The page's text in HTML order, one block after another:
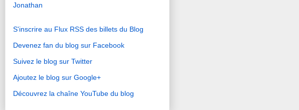
Jonathan
S'inscrire au Flux RSS des billets du Blog
Devenez fan du blog sur Facebook
Suivez le blog sur Twitter
Ajoutez le blog sur Google+
Découvrez la chaîne YouTube du blog